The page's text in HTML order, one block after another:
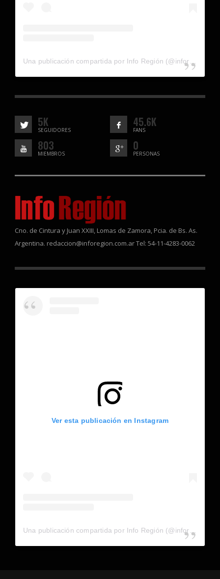
5K
SEGUIDORES
45.6K
FANS
803
MIEMBROS
0
PERSONAS
Cno. de Cintura y Juan XXIII, Lomas de Zamora, Pcia. de Bs. As.
Argentina. redaccion@inforegion.com.ar Tel: 54-11-4283-0062
Ver esta publicación en Instagram
Una publicación compartida por Info Región (@inforegion_redes)